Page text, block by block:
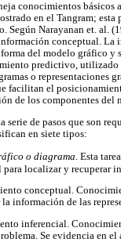
conocimientos básicos
en el Tangram; esta
Narayanan et. al.
conceptual. La
del modelo gráfico
predictivo, utilizado
o representaciones
facilitan el
de los componentes del
serie de pasos que son
en siete tipos:
o diagrama . Esta
localizar y recuperar
conceptual.
la información de las
inferencial.
Se evidencia en el